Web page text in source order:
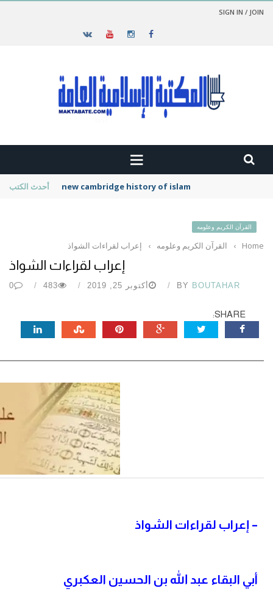
SIGN IN / JOIN
أحدث الكتب new cambridge history of islam
القرآن الكريم وعلومه
Home
› القرآن الكريم وعلومه › إعراب لقراءات الشواذ
إعراب لقراءات الشواذ
BY BOUTAHAR أكتوبر 25, 2019 483
0
SHARE:
– إعراب لقراءات الشواذ
أبي البقاء عبد الله بن الحسين العكبري